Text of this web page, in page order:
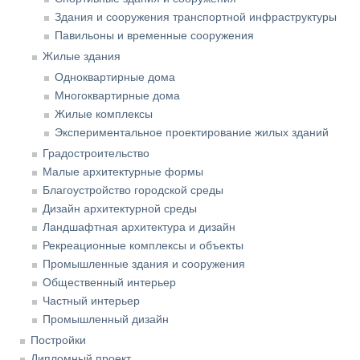
Здания и сооружения транспортной инфраструктуры
Павильоны и временные сооружения
Жилые здания
Одноквартирные дома
Многоквартирные дома
Жилые комплексы
Экспериментальное проектирование жилых зданий
Градостроительство
Малые архитектурные формы
Благоустройство городской среды
Дизайн архитектурной среды
Ландшафтная архитектура и дизайн
Рекреационные комплексы и объекты
Промышленные здания и сооружения
Общественный интерьер
Частный интерьер
Промышленный дизайн
Постройки